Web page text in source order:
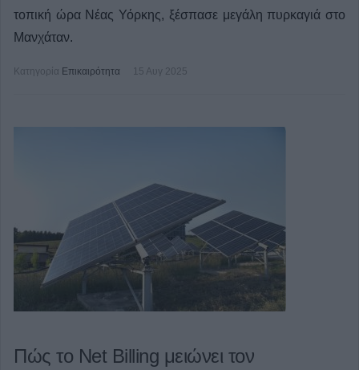
τοπική ώρα Νέας Υόρκης, ξέσπασε μεγάλη πυρκαγιά στο
Μανχάταν.
Κατηγορία Επικαιρότητα 15 Αυγ 2025
Πώς το Net Billing μειώνει τον